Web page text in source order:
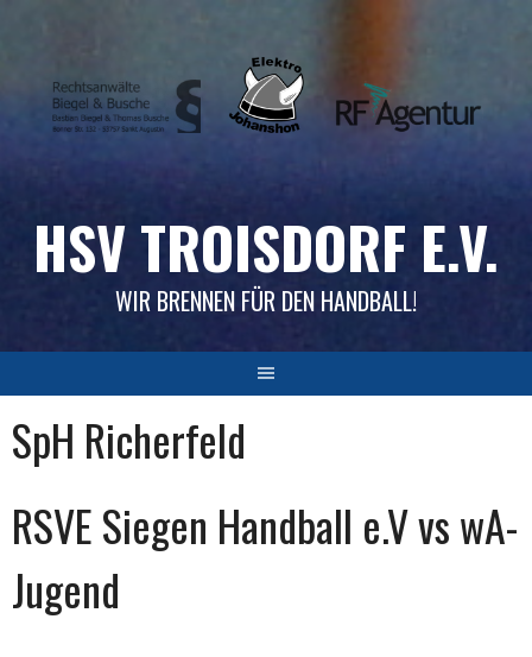
HSV TROISDORF E.V.
WIR BRENNEN FÜR DEN HANDBALL!
SpH Richerfeld
RSVE Siegen Handball e.V vs wA-
Jugend